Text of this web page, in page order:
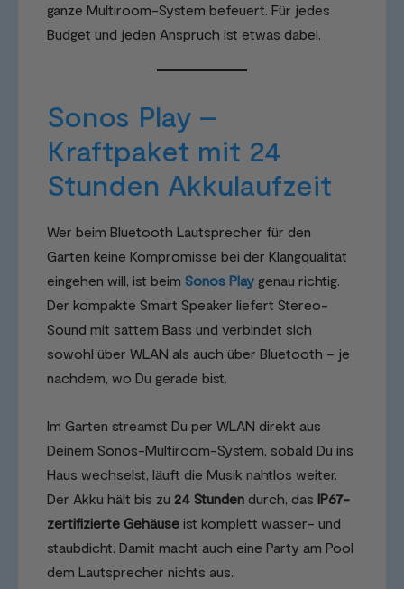
ganze Multiroom-System befeuert. Für jedes
Budget und jeden Anspruch ist etwas dabei.
Sonos Play –
Kraftpaket mit 24
Stunden Akkulaufzeit
Wer beim Bluetooth Lautsprecher für den
Garten keine Kompromisse bei der Klangqualität
eingehen will, ist beim Sonos Play genau richtig.
Der kompakte Smart Speaker liefert Stereo-
Sound mit sattem Bass und verbindet sich
sowohl über WLAN als auch über Bluetooth – je
nachdem, wo Du gerade bist.
Im Garten streamst Du per WLAN direkt aus
Deinem Sonos-Multiroom-System, sobald Du ins
Haus wechselst, läuft die Musik nahtlos weiter.
Der Akku hält bis zu 24 Stunden durch, das IP67-
zertifizierte Gehäuse ist komplett wasser- und
staubdicht. Damit macht auch eine Party am Pool
dem Lautsprecher nichts aus.